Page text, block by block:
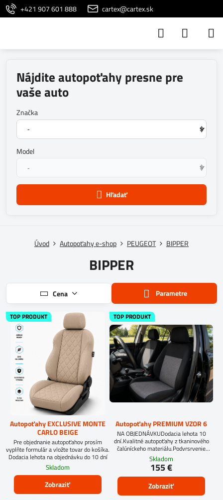
+421 907 601 888 cartex@cartex.sk
Nájdite autopoťahy presne pre
vaše auto
Značka
Model
Hľadať
Úvod Autopoťahy e-shop PEUGEOT BIPPER
BIPPER
Cena Parametre
TOP PRODUKT
Autopoťahy EXCLUSIVE MONTE
CARLO BEIGE
Pre objednanie autopoťahov prosím
vyplňte formulár a vložte tovar do košíka.
Dodacia lehota na objednávku do 10 dní
Skladom
Zobraziť
TOP PRODUKT
Autopoťahy PREMIUM VZOR 6
NA OBJEDNÁVKUDodacia lehota 10
dní.Kvalitné autopoťahy z tkaninového
čalúníckeho materiálu.Podvrsrvenie
molitan 5 mm.Pri objednávke
autopoťahov šitých na mieru, vyplňte
prosím údaje o sedadlách Vášho
automobilu.
Skladom
155 €
Zobraziť